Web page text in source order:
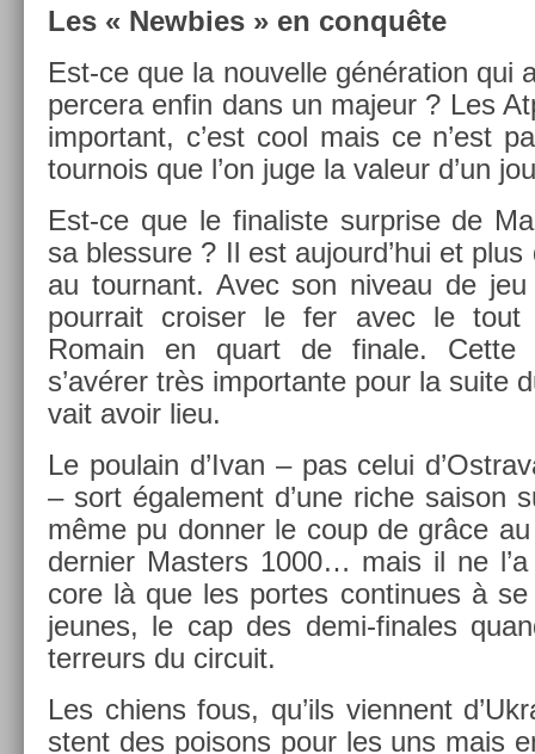
Les « Newb­ies » en conquête
Est-ce que la nouvel­le généra­tion qui
per­cera enfin dans un majeur ? Les
im­por­tant, c’est cool mais ce n’est
tour­nois que l’on juge la valeur d’un
Est-ce que le fin­alis­te sur­pr­ise de
sa bles­sure ? Il est aujourd’hui et
au tour­nant. Avec son niveau de
pour­rait crois­er le fer avec le tout
Romain en quart de fin­ale. Cette
s’avérer très im­por­tante pour la suite
vait avoir lieu.
Le poulain d’Ivan – pas celui
– sort égale­ment d’une riche saison
même pu donn­er le coup de grâce
de­rni­er Mast­ers 1000… mais il ne
core là que les por­tes con­tinues à
jeunes, le cap des demi-finales
ter­reurs du cir­cuit.
Les chiens fous, qu’ils vien­nent
stent des poisons pour les uns mais